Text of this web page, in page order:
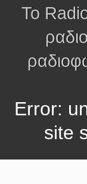
Το
Error:
site